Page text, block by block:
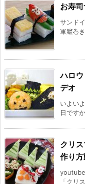
お寿
サンド
軍艦巻
ハロ
デオ
いよい
日です
クリ
作り
youtube
「クリ